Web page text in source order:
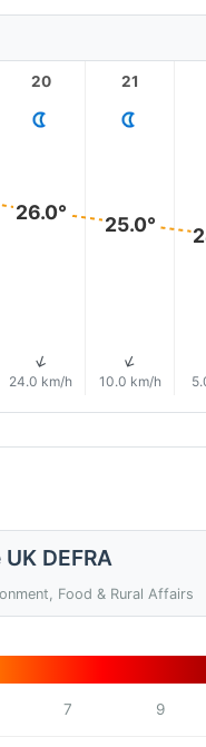
20
26.0°
↑
24.0 km/h
21
25.0°
↑
10.0 km/h
DEFRA
Food & Rural Affairs
7 9